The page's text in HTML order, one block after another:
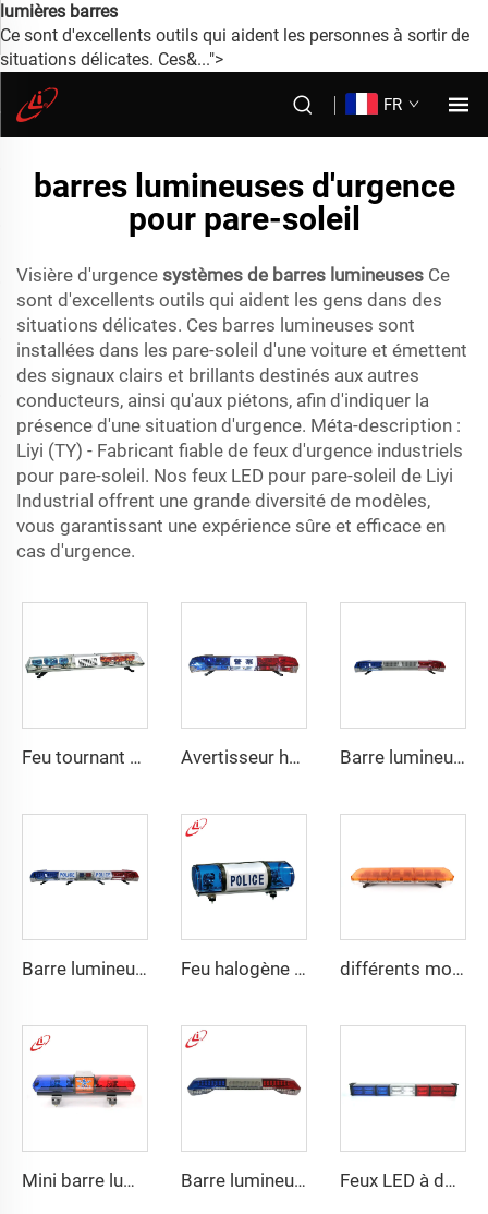
lumières barres
Ce sont d'excellents outils qui aident les personnes à sortir de
situations délicates. Ces&...">
FR
barres lumineuses d'urgence
pour pare-soleil
Visière d'urgence systèmes de barres lumineuses Ce
sont d'excellents outils qui aident les gens dans des
situations délicates. Ces barres lumineuses sont
installées dans les pare-soleil d'une voiture et émettent
des signaux clairs et brillants destinés aux autres
conducteurs, ainsi qu'aux piétons, afin d'indiquer la
présence d'une situation d'urgence. Méta-description :
Liyi (TY) - Fabricant fiable de feux d'urgence industriels
pour pare-soleil. Nos feux LED pour pare-soleil de Liyi
Industrial offrent une grande diversité de modèles,
vous garantissant une expérience sûre et efficace en
cas d'urgence.
Feu tournant halogène PC en forme trapézoïdale Avertisseur halogène rotatif en forme de I pour police Barre lumineuse d'urgence avec sirène et haut-parleur
Barre lumineuse LED avec Feu halogène rotatif pour police Mini barre lumineuse différents modèles d'avertissement barre de lumière
Mini barre lumineuse halogène rotative avec aimant Barre lumineuse LED SUPER-LUMINEUSE Feux LED à deux rangées droits à clignotants